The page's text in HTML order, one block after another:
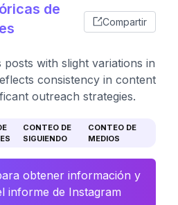
de
Compartir
with slight variations in
consistency in content
outreach strategies.
CONTEO DE
SIGUIENDO
CONTEO DE
MEDIOS
obtener información y
informe de Instagram